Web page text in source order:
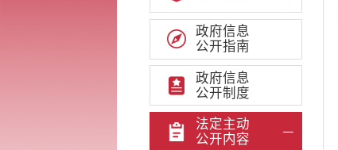
政府信息
公开指南
政府信息
公开制度
法定主动
公开内容